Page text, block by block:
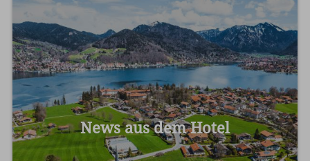
News aus dem Hotel